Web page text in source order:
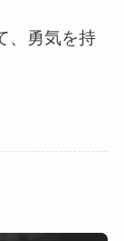
、勇気を持